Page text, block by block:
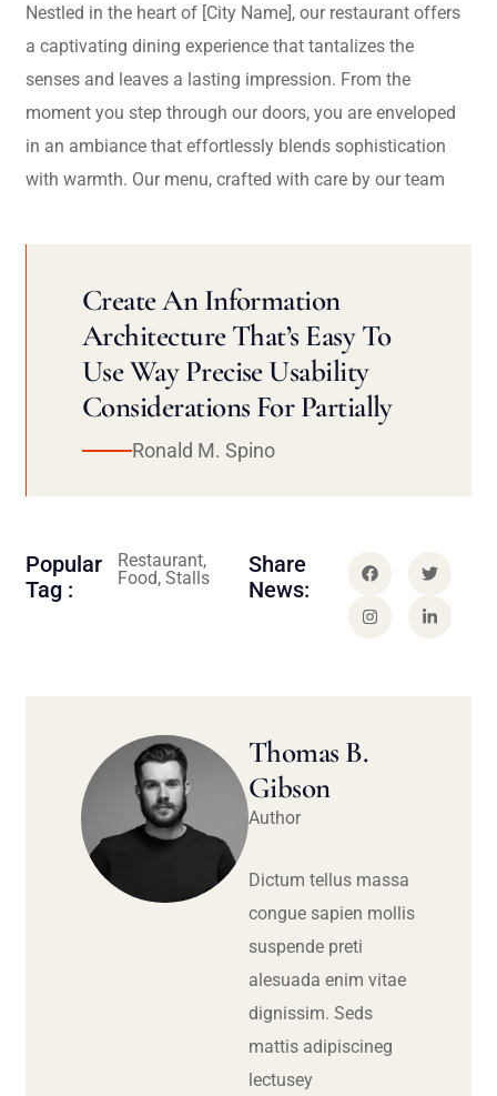
Nestled in the heart of [City Name], our restaurant offers
a captivating dining experience that tantalizes the
senses and leaves a lasting impression. From the
moment you step through our doors, you are enveloped
in an ambiance that effortlessly blends sophistication
with warmth. Our menu, crafted with care by our team
Create An Information
Architecture That’s Easy To
Use Way Precise Usability
Considerations For Partially
Ronald M. Spino
Popular
Tag :
Restaurant,
Food, Stalls
Share
News:
Thomas B.
Gibson
Author
Dictum tellus massa
congue sapien mollis
suspende preti
alesuada enim vitae
dignissim. Seds
mattis adipiscineg
lectusey